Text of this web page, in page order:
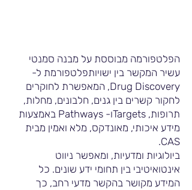
הפלטפורמה מבוססת על מבנה סמנטי
עשיר המקשר בין ישויותפלטפורמת ל-
Drug Discovery, המאפשרת לחוקרים
לחקור קשרים בין גנים, חלבונים, מחלות,
תרופות, Targetsו- Pathways באמצעות
מידע איכותי, מאונדקס, מלא ואמין מבית
CAS.
ביולוגיות ומדעיות, ומאפשר ניווט
אינטואיטיבי בין תחומי ידע שונים. כל
המידע מקושר בהקשר מדעי רחב, כך